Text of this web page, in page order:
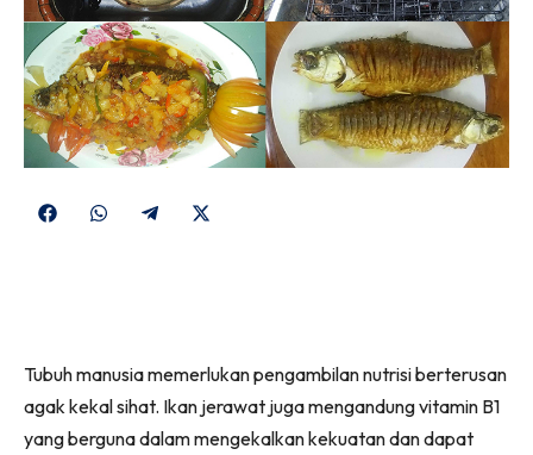
Share
Share
Share
Tubuh manusia memerlukan pengambilan nutrisi berterusan
agak kekal sihat. Ikan jerawat juga mengandung vitamin B1
yang berguna dalam mengekalkan kekuatan dan dapat